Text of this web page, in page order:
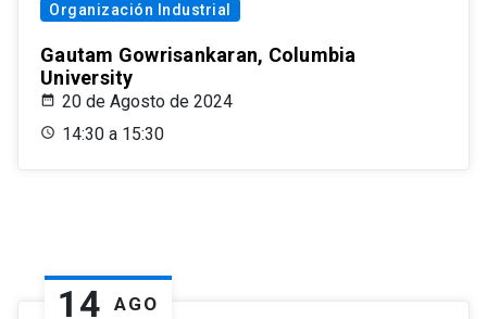
Organización Industrial
Gautam Gowrisankaran, Columbia
University
20 de Agosto de 2024
14:30 a 15:30
14 AGO